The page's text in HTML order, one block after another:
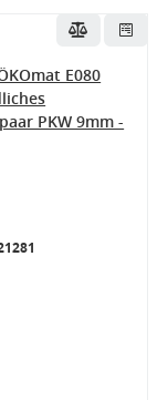
E080
PKW 9mm -